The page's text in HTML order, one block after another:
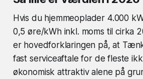
Hvis du hjemmeoplader 4.000
0,5 øre/kWh inkl. moms til cirka
er hovedforklaringen på, at
fast serviceaftale for de fleste
økonomisk attraktiv alene på